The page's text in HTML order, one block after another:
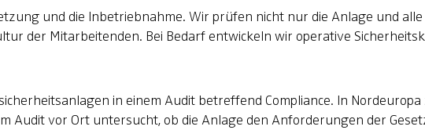
und die Inbetriebnahme. Wir prüfen nicht nur die Anlage und
der Mitarbeitenden. Bei Bedarf entwickeln wir operative
in einem Audit betreffend Compliance. In
Audit vor Ort untersucht, ob die Anlage den Anforderungen der